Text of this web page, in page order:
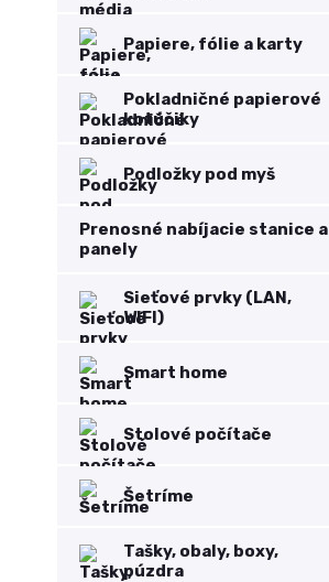
Papiere, fólie a karty
Pokladničné papierové
kotúčiky
Podložky pod myš
Prenosné nabíjacie stanice a
panely
Sieťové prvky (LAN,
WIFI)
Smart home
Stolové počítače
Šetríme
Tašky, obaly, boxy,
púzdra